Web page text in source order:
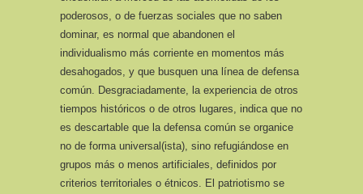
poderosos, o de fuerzas sociales que no saben
dominar, es normal que abandonen el
individualismo más corriente en momentos más
desahogados, y que busquen una línea de defensa
común. Desgraciadamente, la experiencia de otros
tiempos históricos o de otros lugares, indica que no
es descartable que la defensa común se organice
no de forma universal(ista), sino refugiándose en
grupos más o menos artificiales, definidos por
criterios territoriales o étnicos. El patriotismo se